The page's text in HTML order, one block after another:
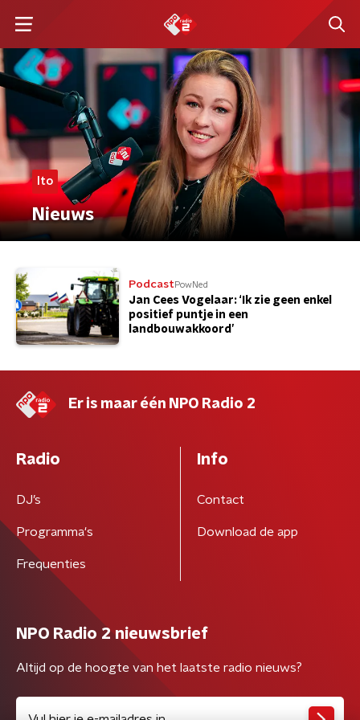
lto
Nieuws
Podcast PowNed
Jan Cees Vogelaar: ‘Ik zie geen enkel
positief puntje in een
landbouwakkoord’
Er is maar één NPO Radio 2
Radio
DJ’s
Programma's
Frequenties
Info
Contact
Download de app
NPO Radio 2 nieuwsbrief
Altijd op de hoogte van het laatste radio nieuws?